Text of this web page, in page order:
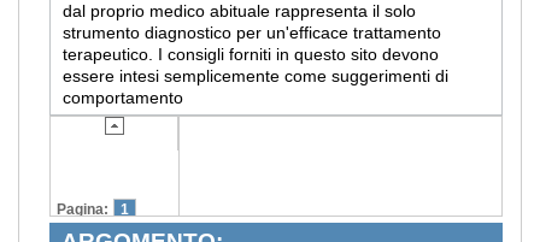
dal proprio medico abituale rappresenta il solo
strumento diagnostico per un'efficace trattamento
terapeutico. I consigli forniti in questo sito devono
essere intesi semplicemente come suggerimenti di
comportamento
Pagina: 1